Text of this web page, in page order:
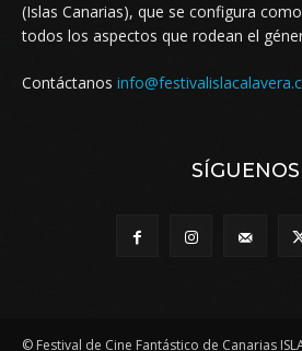
(Islas Canarias), que se configura
todos los aspectos que rodean el
Contáctanos
SÍGUENOS
© Festival de Cine Fantástico de Canarias ISLA